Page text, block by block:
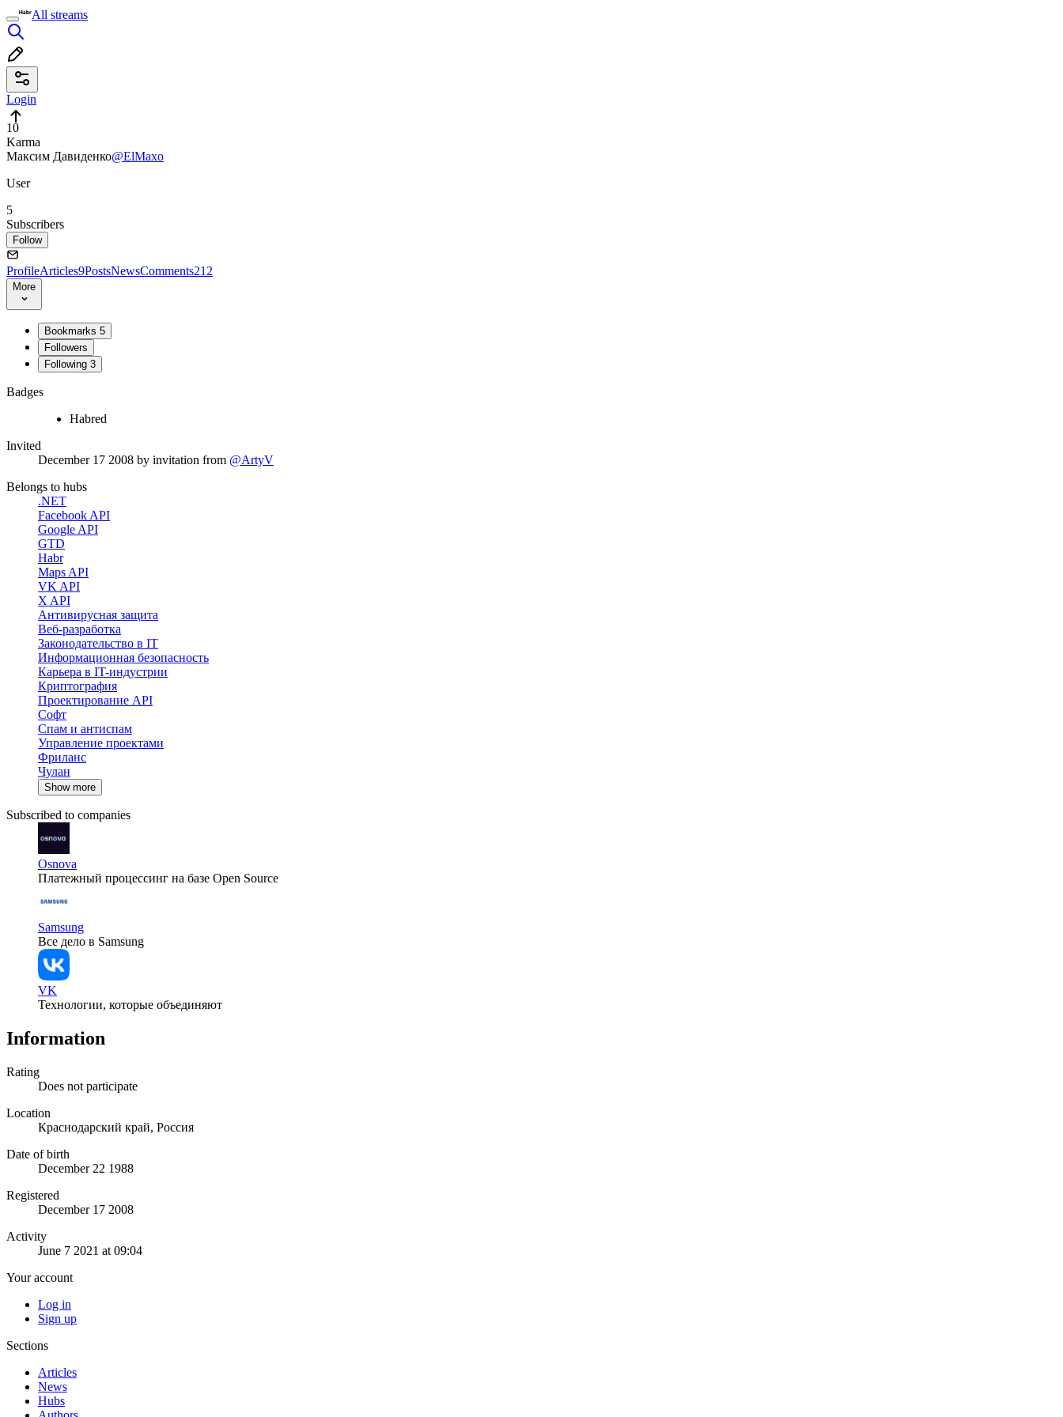
All streams
Login
10
Karma
Максим Давиденко@ElMaxo
User
5
Subscribers
Follow
ProfileArticles9PostsNewsComments212
More
Bookmarks 5
Followers
Following 3
Badges
Habred
Invited
December 17 2008 by invitation from @ArtyV
Belongs to hubs
.NET
Facebook API
Google API
GTD
Habr
Maps API
VK API
X API
Антивирусная защита
Веб-разработка
Законодательство в IT
Информационная безопасность
Карьера в IT-индустрии
Криптография
Проектирование API
Софт
Спам и антиспам
Управление проектами
Фриланс
Чулан
Show more
Subscribed to companies
Osnova
Платежный процессинг на базе Open Source
Samsung
Все дело в Samsung
VK
Технологии, которые объединяют
Information
Rating
Does not participate
Location
Краснодарский край, Россия
Date of birth
December 22 1988
Registered
December 17 2008
Activity
June 7 2021 at 09:04
Your account
Log in
Sign up
Sections
Articles
News
Hubs